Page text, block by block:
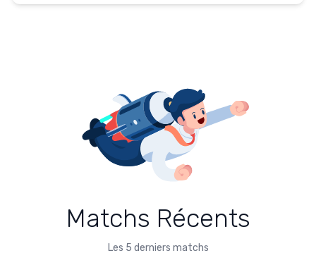
Matchs Récents
Les 5 derniers matchs